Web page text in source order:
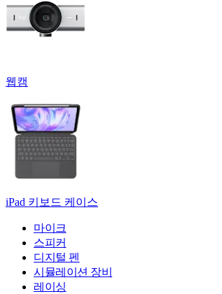
웹캠
iPad 키보드 케이스
마이크
스피커
디지털 펜
시뮬레이션 장비
레이싱